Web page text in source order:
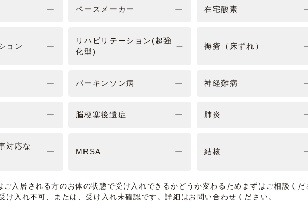
ペースメーカー 在宅酸素
ョン
リハビリテーション(超強
化型)
褥瘡（床ずれ）
パーキンソン病 神経難病
脳梗塞後遺症 肺炎
対応な
MRSA 結核
入居される方のお体の状態で受け入れできるかどうか変わるためまずはご相談くだ
け入れ不可、または、受け入れ未確認です。詳細はお問い合わせください。